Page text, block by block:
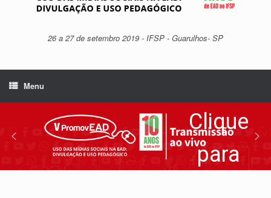
26 a 27 de setembro 2019 - IFSP - Guarulhos- SP
Menu
Clique
para